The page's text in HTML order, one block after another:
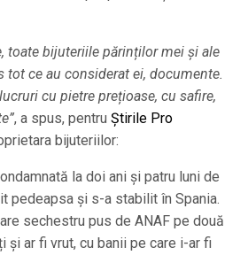
toate bijuteriile părinților mei și ale
ce au considerat ei, documente.
cu pietre prețioase, cu safire,
, a spus, pentru Știrile Pro
bijuteriilor:
la doi ani și patru luni de
pedeapsa și s-a stabilit în Spania.
sechestru pus de ANAF pe două
și ar fi vrut, cu banii pe care i-ar fi